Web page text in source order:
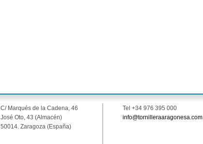
C/ Marqués de la Cadena, 46
José Oto, 43 (Almacén)
50014. Zaragoza (España)
Tel +34 976 395 000
info@tornilleraaragonesa.com